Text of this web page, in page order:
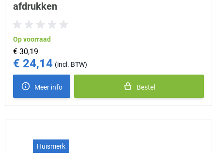
afdrukken
Op voorraad
€ 30,19
Special Price
€ 24,14
Meer info Bestel
Huismerk